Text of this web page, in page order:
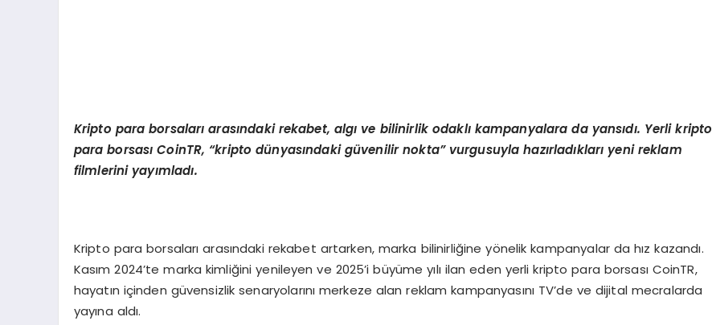
Kripto para borsaları arasındaki rekabet, algı ve bilinirlik odaklı kampanyalara da yansıdı. Yerli kripto
para borsasıCoinTR, “kripto dünyasındaki güvenilir nokta” vurgusuyla hazırladıkları yeni reklam
filmlerini yayımladı.
Kripto para borsaları arasındaki rekabet artarken, marka bilinirliğine yönelik kampanyalar da hız kazandı.
Kasım 2024’te marka kimliğini yenileyen ve 2025’i büyüme yılı ilan eden yerli kripto para borsası CoinTR,
hayatın içinden güvensizlik senaryolarını merkeze alan reklam kampanyasını TV’de ve dijital mecralarda
yayına aldı.